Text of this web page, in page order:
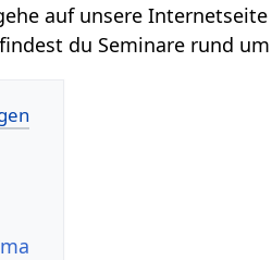
auf unsere Internetseite
findest du Seminare rund